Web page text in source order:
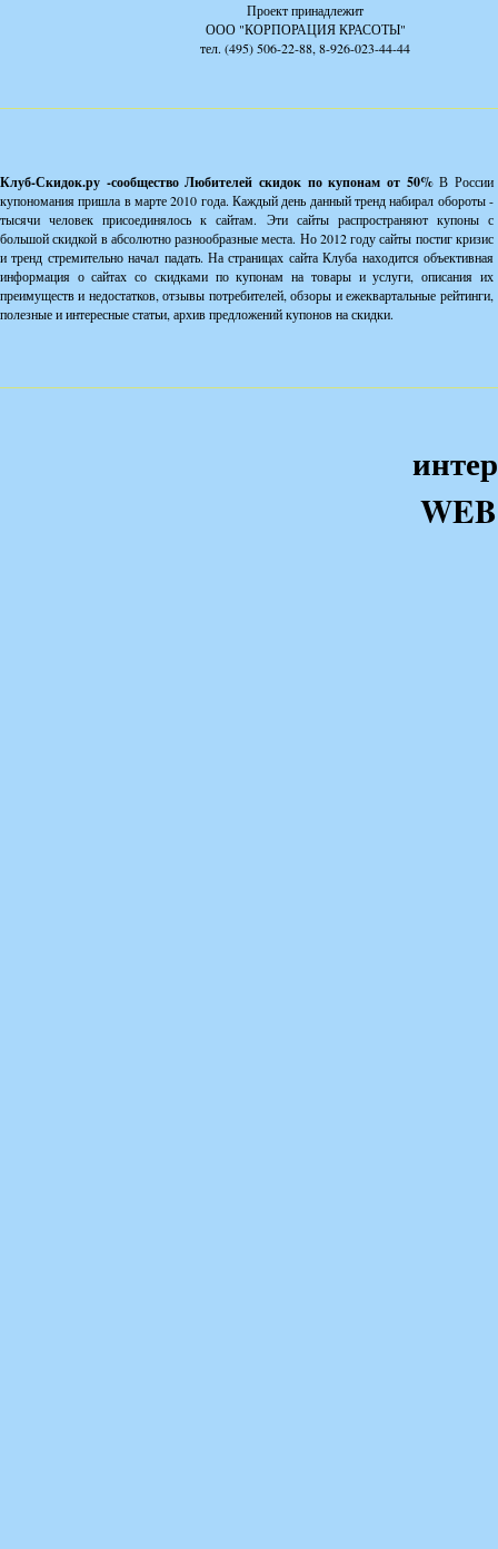
Проект принадлежит
ООО "КОРПОРАЦИЯ КРАСОТЫ"
тел. (495) 506-22-88, 8-926-023-44-44
Клуб-Скидок.ру -сообщество Любителей скидок по купонам от 50%В России
купономания пришла в марте 2010 года. Каждый день данный тренд набирал обороты -
тысячи человек присоединялось к сайтам. Эти сайты распространяют купоны с
большой скидкой в абсолютно разнообразные места. Но 2012 году сайты постиг кризис
и тренд стремительно начал падать. На страницах сайта Клуба находится объективная
информация о сайтах со скидками по купонам на товары и услуги, описания их
преимуществ и недостатков, отзывы потребителей, обзоры и ежеквартальные рейтинги,
полезные и интересные статьи, архив предложений купонов на скидки.